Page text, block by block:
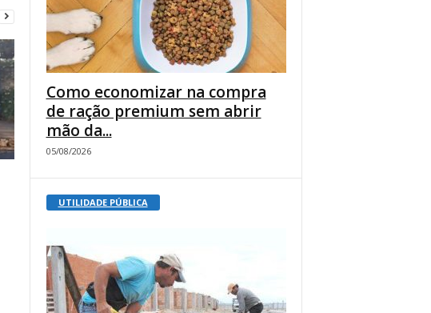
Como economizar na compra
de ração premium sem abrir
mão da...
05/08/2026
UTILIDADE PÚBLICA